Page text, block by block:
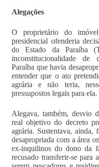
Alegações
O proprietário do
presidencial ofenderia
do Estado da Paraíba
inconstitucionalidade
Paraíba que havia
entender que o ato
agrária e não teria,
pressupostos legais para ela.
Alegava, também, desvio
real objetivo do decreto
agrária. Sustentava, ainda,
desapropriada com a área
ex-inquilinos do dono da
recusado transferir-se para